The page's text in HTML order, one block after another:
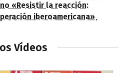
«Resistir la reacción:
iberoamericana»
Vídeos